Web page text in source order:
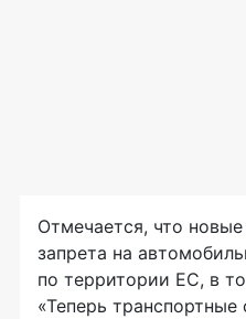
Отмечается, что
запрета на
по территории ЕС, в
«Теперь транспортные